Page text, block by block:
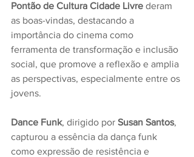
Pontão de Cultura Cidade Livre deram
as boas-vindas, destacando a
importância do cinema como
ferramenta de transformação e inclusão
social, que promove a reflexão e amplia
as perspectivas, especialmente entre os
jovens.
Dance Funk, dirigido por Susan Santos,
capturou a essência da dança funk
como expressão de resistência e